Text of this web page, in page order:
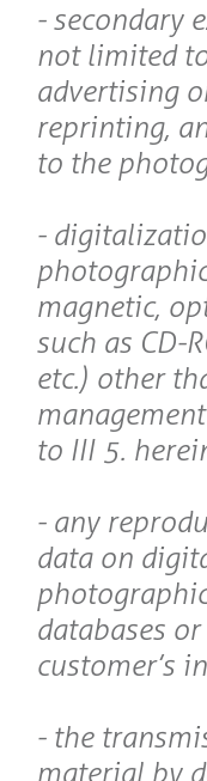
- secondary
not limited
advertising
reprinting,
to the
-
magnetic,
such as CD-
etc.) other
to III 5.
- any
data on
databases
customer’s
- the
material by